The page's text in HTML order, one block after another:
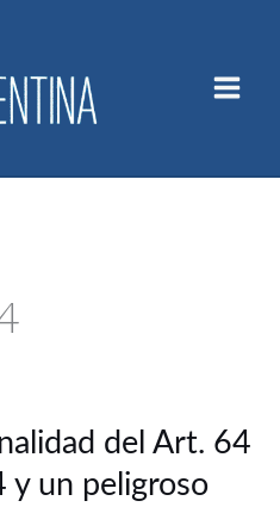
del Art. 64
y un peligroso